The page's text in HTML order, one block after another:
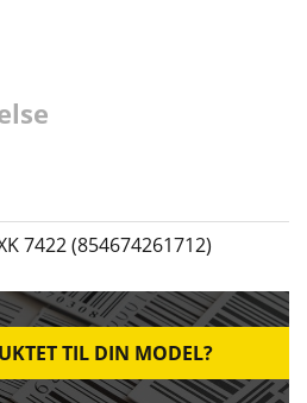
7422 (854674261712)
TIL DIN MODEL?